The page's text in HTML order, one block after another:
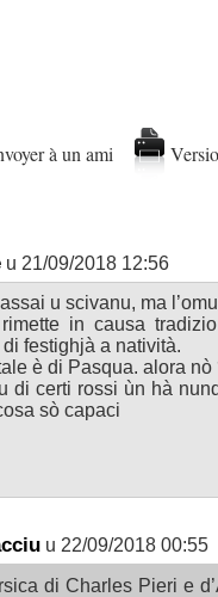
à un ami
u 21/09/2018 12:56
u scivanu, ma
in causa
festighjà a natività.
è di Pasqua. alora nò
di certi rossi ùn hà
sò capaci
u 22/09/2018 00:55
di Charles Pieri e